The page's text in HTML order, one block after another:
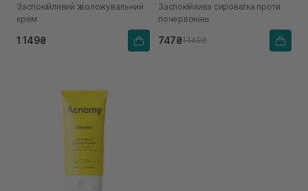
Заспокійливий зволожувальний
крем
1 149₴
Заспокійлива сироватка проти
почервонінь
747₴1 149₴